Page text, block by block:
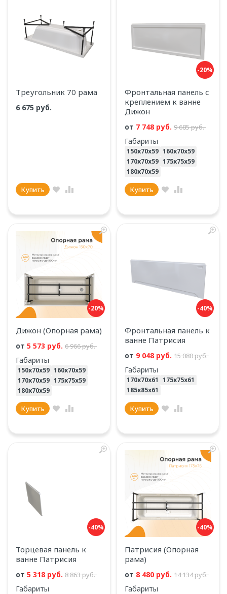
Треугольник 70 рама
6 675 руб.
Купить
-20%
Фронтальная панель с
креплением к ванне
Дижон
от 7 748 руб. 9 685 руб.
Габариты
150х70х59 160х70х59
170х70х59 175х75х59
180х70х59
Купить
-20%
Дижон (Опорная рама)
от 5 573 руб. 6 966 руб.
Габариты
150х70х59 160х70х59
170х70х59 175х75х59
180х70х59
Купить
-40%
Фронтальная панель к
ванне Патрисия
от 9 048 руб. 15 080 руб.
Габариты
170х70х61 175х75х61
185х85х61
Купить
-40%
Торцевая панель к
ванне Патрисия
от 5 318 руб. 8 863 руб.
Габариты
-40%
Патрисия (Опорная
рама)
от 8 480 руб. 14 134 руб.
Габариты